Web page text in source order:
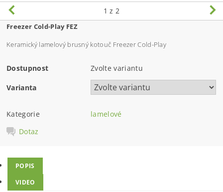
1 z 2
Freezer Cold-Play FEZ
Keramický lamelový brusný kotouč Freezer Cold-Play
Dostupnost Zvolte variantu
Varianta
Kategorie
lamelové
Dotaz
POPIS
VIDEO